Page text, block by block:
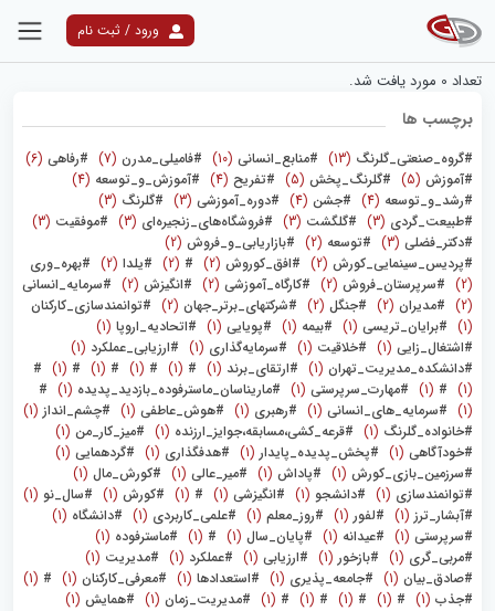
ورود / ثبت نام
نتایج جستجو
تعداد 0 مورد یافت شد.
برچسب ها
#گروه_صنعتی_گلرنگ (13) #منابع_انسانی (10) #فامیلی_مدرن (7) #رفاهی (6)
#آموزش (5) #گلرنگ_پخش (5) #تفریح (4) #آموزش_و_توسعه (4)
#رشد_و_توسعه (4) #جشن (4) #دوره_آموزشی (3) #گلرنگ (3)
#طبیعت_گردی (3) #گلگشت (3) #فروشگاه‌های_زنجیره‌ای (3) #موفقیت (3)
#دکتر_فضلی (3) #توسعه (2) #بازاریابی_و_فروش (2)
#پردیس_سینمایی_کورش (2) #افق_کوروش (2)
#
(2) #یلدا (2)
#بهره_وری
(2)
#سرپرستان_فروش (2) #کارگاه_آموزشی (2) #انگیزش (2)
#سرمایه_انسانی
(2)
#مدیران (2) #جنگل (2) #شرکتهای_برتر_جهان (2)
#توانمندسازی_کارکنان
(1)
#برایان_تریسی (1) #بیمه (1) #پویایی (1) #اتحادیه_اروپا (1)
#اشتغال_زایی (1) #خلاقیت (1) #سرمایه‌گذاری (1) #ارزیابی_عملکرد (1)
#دانشکده_مدیریت_تهران (1) #ارتقای_برند (1)
#
(1)
#
(1)
#
(1)
#
(1)
#
(1)
#
(1) #مهارت_سرپرستی (1) #ماریناسان_ماسترفوده_بازدید_پدیده (1)
#
(1)
#سرمایه_های_انسانی (1) #رهبری (1) #هوش_عاطفی (1) #چشم_انداز (1)
#خانواده_گلرنگ (1) #قرعه_کشی،مسابقه،جوایز_ارزنده (1) #میز_کار_من (1)
#خودآگاهی (1) #پخش_پدیده_پایدار (1) #هدفگذاری (1) #گردهمایی (1)
#سرزمین_بازی_کورش (1) #پاداش (1) #میر_عالی (1) #کورش‌_مال (1)
#توانمندسازی (1) #دانشجو (1) #انگیزشی (1)
#
(1) #کورش (1) #سال_نو (1)
#آبشار_ترز (1) #لفور (1) #روز_معلم (1) #علمی_کاربردی (1) #دانشگاه (1)
#سرپرستی (1) #عیدانه (1) #پایان_سال (1)
#
(1) #ماسترفوده (1)
#مربی_گری (1) #بازخور (1) #ارزیابی (1) #عملکرد (1) #مدیریت (1)
#صادق_بیان (1) #جامعه_پذیری (1) #استعدادها (1) #معرفی_کارکنان (1)
#
(1)
#جذب (1)
#
(1)
#
(1)
#
(1)
#
(1) #مدیریت_زمان (1) #همایش (1)